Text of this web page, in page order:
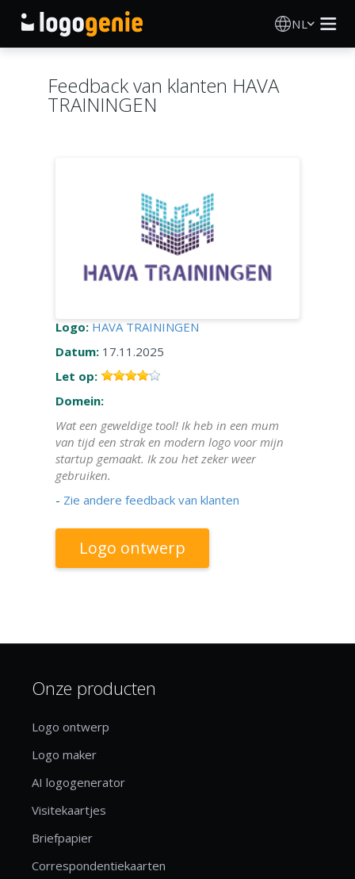
NL
AI logogenerator
Gedrukte producten
INLOGGEN
Feedback van klanten HAVA
TRAININGEN
Logo: HAVA TRAININGEN
Datum: 17.11.2025
Let op:
Domein:
Wat een geweldige tool! Ik heb in een mum
van tijd een strak en modern logo voor mijn
startup gemaakt. Ik zou het zeker weer
gebruiken.
- Zie andere feedback van klanten
Logo ontwerp
Onze producten
Logo ontwerp
Logo maker
AI logogenerator
Visitekaartjes
Briefpapier
Correspondentiekaarten